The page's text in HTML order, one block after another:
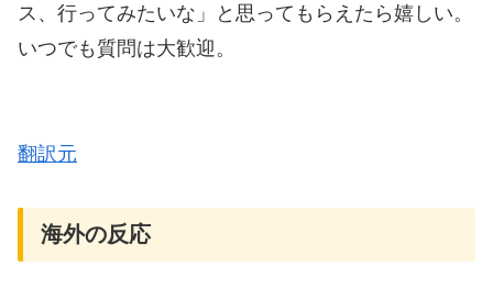
ス、行ってみたいな」と思ってもらえたら嬉しい。
いつでも質問は大歓迎。
翻訳元
海外の反応